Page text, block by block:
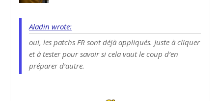
Aladin wrote:
oui, les patchs FR sont déjà appliqués. Juste à cliquer
et à tester pour savoir si cela vaut le coup d’en
préparer d’autre.